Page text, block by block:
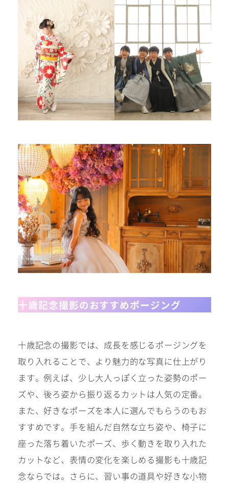
十歳記念撮影のおすすめポージング
十歳記念の撮影では、成長を感じるポージングを
取り入れることで、より魅力的な写真に仕上がり
ます。例えば、少し大人っぽく立った姿勢のポー
ズや、後ろ姿から振り返るカットは人気の定番。
また、好きなポーズを本人に選んでもらうのもお
すすめです。手を組んだ自然な立ち姿や、椅子に
座った落ち着いたポーズ、歩く動きを取り入れた
カットなど、表情の変化を楽しめる撮影も十歳記
念ならでは。さらに、習い事の道具や好きな小物